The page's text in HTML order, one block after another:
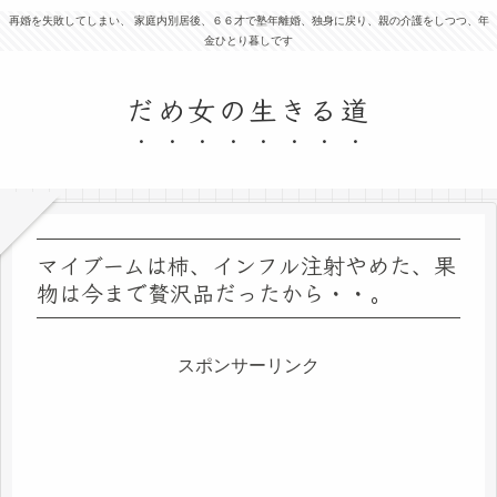
再婚を失敗してしまい、 家庭内別居後、６６才で塾年離婚、独身に戻り、親の介護をしつつ、年
金ひとり暮しです
だめ女の生きる道
マイブームは柿、インフル注射やめた、果
物は今まで贅沢品だったから・・。
スポンサーリンク